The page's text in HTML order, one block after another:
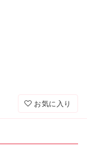
お気に入り